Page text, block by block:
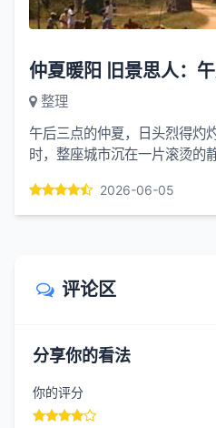
整理
午后三点的仲夏，日头烈得灼
时，整座城市沉在一片滚烫的
沉。我循着路边的...
2026-06-05
评论区
分享你的看法
你的评分